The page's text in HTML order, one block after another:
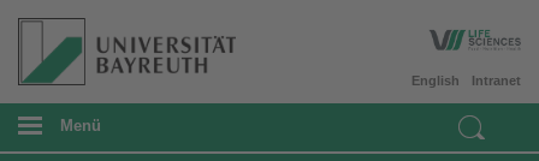
Intranet
English
Menü